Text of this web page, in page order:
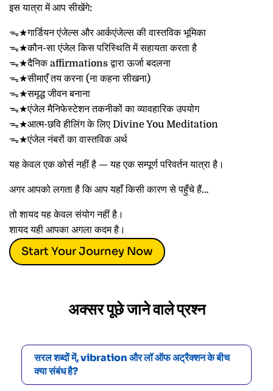
इस यात्रा में आप सीखेंगे:
ᯓ★गार्डियन एंजेल्स और आर्कएंजेल्स की वास्तविक भूमिका
ᯓ★कौन-सा एंजेल किस परिस्थिति में सहायता करता है
ᯓ★दैनिक affirmations द्वारा ऊर्जा बदलना
ᯓ★सीमाएँ तय करना (ना कहना सीखना)
ᯓ★समृद्ध जीवन बनाना
ᯓ★एंजेल मैनिफेस्टेशन तकनीकों का व्यावहारिक उपयोग
ᯓ★आत्म-छवि हीलिंग के लिए Divine You Meditation
ᯓ★एंजेल नंबरों का वास्तविक अर्थ
यह केवल एक कोर्स नहीं है — यह एक सम्पूर्ण परिवर्तन यात्रा है।
अगर आपको लगता है कि आप यहाँ किसी कारण से पहुँचे हैं…
तो शायद यह केवल संयोग नहीं है।
शायद यही आपका अगला कदम है।
Start Your Journey Now
अक्सर पूछे जाने वाले प्रश्न
सरल शब्दों में, vibration और लॉ ऑफ अट्रैक्शन के बीच
क्या संबंध है?